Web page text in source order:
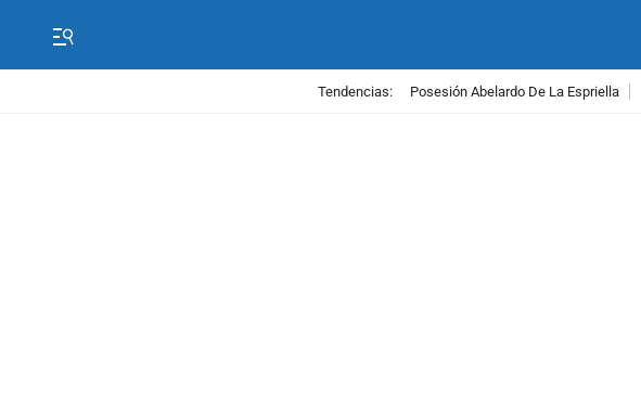
Tendencias: Posesión Abelardo De La Espriella